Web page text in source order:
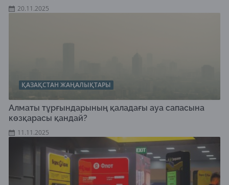
20.11.2025
ҚАЗАҚСТАН ЖАҢАЛЫҚТАРЫ
Алматы тұрғындарының қаладағы ауа сапасына
көзқарасы қандай?
11.11.2025